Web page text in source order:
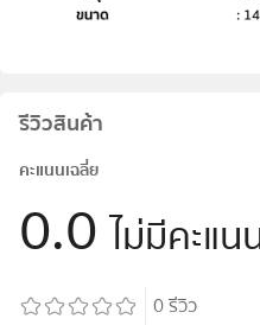
รีวิวสินค้า
คะแนนเฉลี่ย
0.0 ไม่มีคะแน
0รีวิว